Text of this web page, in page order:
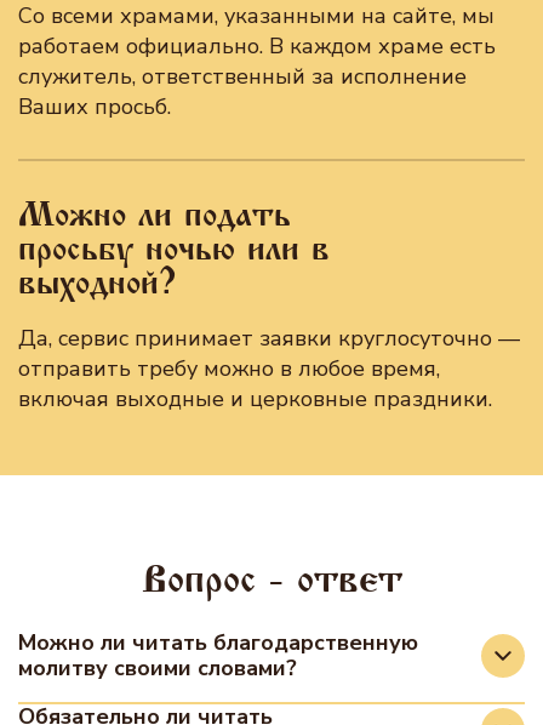
Со всеми храмами, указанными на сайте, мы
работаем официально. В каждом храме есть
служитель, ответственный за исполнение
Ваших просьб.
Можно ли подать
просьбу ночью или в
выходной?
Да, сервис принимает заявки круглосуточно —
отправить требу можно в любое время,
включая выходные и церковные праздники.
Вопрос - ответ
Можно ли читать благодарственную
молитву своими словами?
Да, Господь и Ангел-хранитель слышат
Обязательно ли читать